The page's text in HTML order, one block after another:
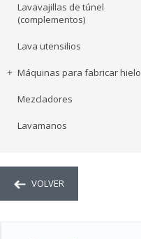
Lavavajillas de túnel
(complementos)
Lava utensilios
Máquinas para fabricar hielo
Mezcladores
Lavamanos
VOLVER